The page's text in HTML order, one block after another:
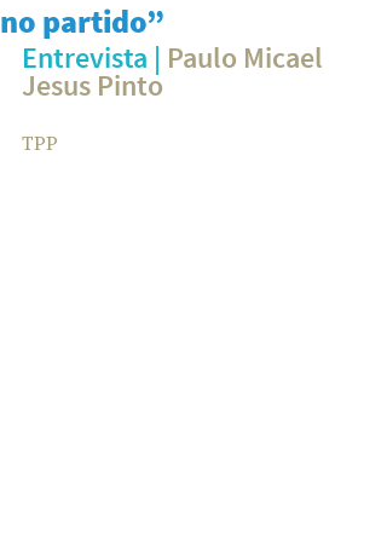
no partido”
Entrevista | Paulo Micael
Jesus Pinto
TPP